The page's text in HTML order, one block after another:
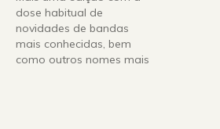
Vomitory.Ficamos
também com as
novidades de Aeon,
Nachtmystium, Brain Drill,
dose habitual de
novidades de bandas
mais conhecidas, bem
como outros nomes mais